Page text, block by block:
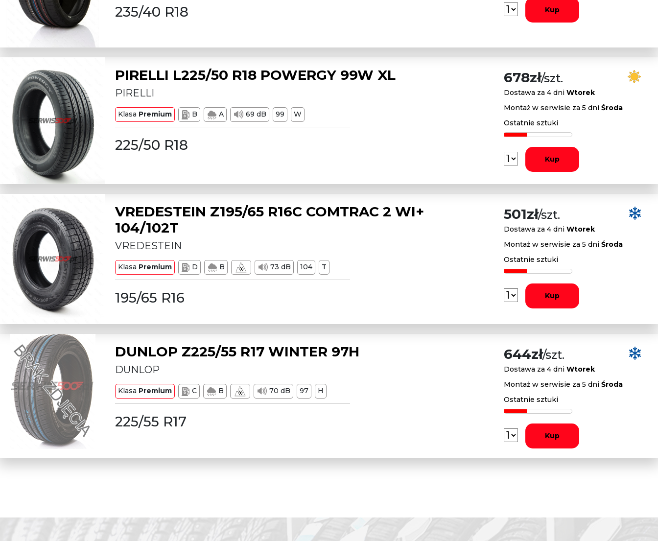
235/40 R18 Kup
PIRELLI L225/50 R18 POWERGY 99W XL
PIRELLI
Klasa Premium B A 69 dB 99 W
225/50 R18
678zł/szt.
Dostawa za 4 dni Wtorek
Montaż w serwisie za 5 dni Środa
Ostatnie sztuki
Kup
VREDESTEIN Z195/65 R16C COMTRAC 2 WI+
104/102T
VREDESTEIN
Klasa Premium D B 73 dB 104 T
195/65 R16
501zł/szt.
Dostawa za 4 dni Wtorek
Montaż w serwisie za 5 dni Środa
Ostatnie sztuki
Kup
DUNLOP Z225/55 R17 WINTER 97H
DUNLOP
Klasa Premium C B 70 dB 97 H
225/55 R17
644zł/szt.
Dostawa za 4 dni Wtorek
Montaż w serwisie za 5 dni Środa
Ostatnie sztuki
Kup